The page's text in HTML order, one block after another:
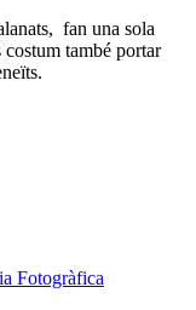
fan una sola
costum també portar
Fotogràfica